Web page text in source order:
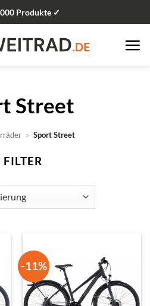
Produkte ✓
Street
» Sport Street
FILTER
-11%